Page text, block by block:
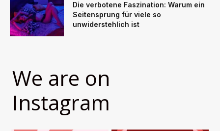
Die verbotene Faszination: Warum ein
Seitensprung für viele so
unwiderstehlich ist
We are on
Instagram